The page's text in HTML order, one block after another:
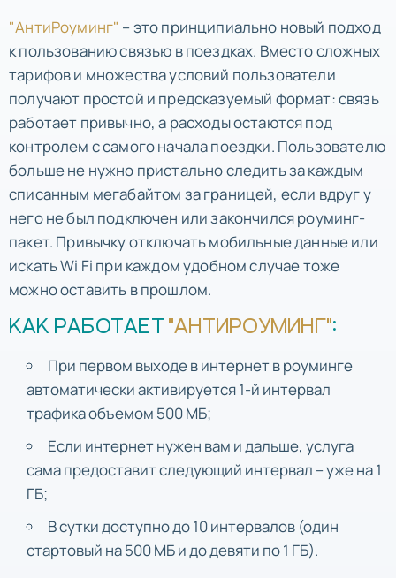
"АнтиРоуминг" – это принципиально новый подход
к пользованию связью в поездках. Вместо сложных
тарифов и множества условий пользователи
получают простой и предсказуемый формат: связь
работает привычно, а расходы остаются под
контролем с самого начала поездки. Пользователю
больше не нужно пристально следить за каждым
списанным мегабайтом за границей, если вдруг у
него не был подключен или закончился роуминг-
пакет. Привычку отключать мобильные данные или
искать Wi Fi при каждом удобном случае тоже
можно оставить в прошлом.
КАК РАБОТАЕТ "АНТИРОУМИНГ":
При первом выходе в интернет в роуминге
автоматически активируется 1-й интервал
трафика объемом 500 МБ;
Если интернет нужен вам и дальше, услуга
сама предоставит следующий интервал – уже на 1
ГБ;
В сутки доступно до 10 интервалов (один
стартовый на 500 МБ и до девяти по 1 ГБ).